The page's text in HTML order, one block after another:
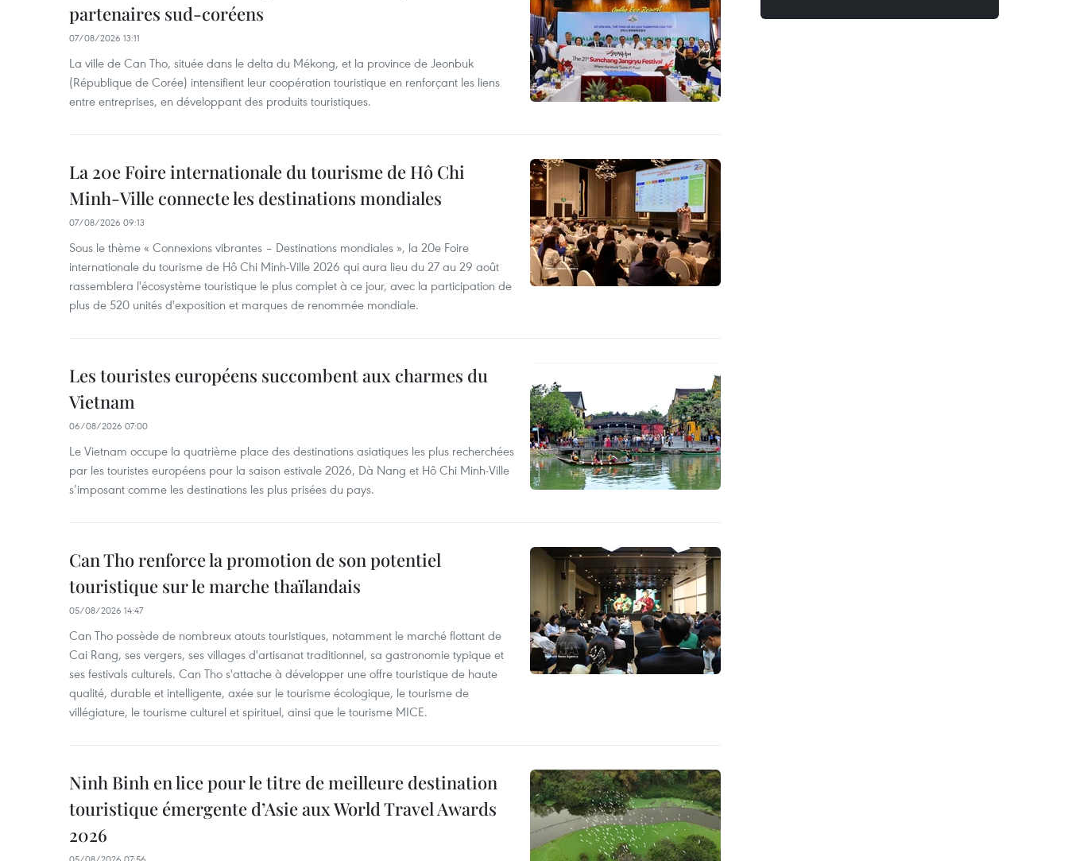
partenaires sud-coréens
07/08/2026 13:11
La ville de Can Tho, située dans le delta du Mékong, et la province de Jeonbuk
(République de Corée) intensifient leur coopération touristique en renforçant les liens
entre entreprises, en développant des produits touristiques.
La 20e Foire internationale du tourisme de Hô Chi
Minh-Ville connecte les destinations mondiales
07/08/2026 09:13
Sous le thème « Connexions vibrantes – Destinations mondiales », la 20e Foire
internationale du tourisme de Hô Chi Minh-Ville 2026 qui aura lieu du 27 au 29 août
rassemblera l'écosystème touristique le plus complet à ce jour, avec la participation de
plus de 520 unités d'exposition et marques de renommée mondiale.
Les touristes européens succombent aux charmes du
Vietnam
06/08/2026 07:00
Le Vietnam occupe la quatrième place des destinations asiatiques les plus recherchées
par les touristes européens pour la saison estivale 2026, Dà Nang et Hô Chi Minh-Ville
s’imposant comme les destinations les plus prisées du pays.
Can Tho renforce la promotion de son potentiel
touristique sur le marche thaïlandais
05/08/2026 14:47
Can Tho possède de nombreux atouts touristiques, notamment le marché flottant de
Cai Rang, ses vergers, ses villages d'artisanat traditionnel, sa gastronomie typique et
ses festivals culturels. Can Tho s'attache à développer une offre touristique de haute
qualité, durable et intelligente, axée sur le tourisme écologique, le tourisme de
villégiature, le tourisme culturel et spirituel, ainsi que le tourisme MICE.
Ninh Binh en lice pour le titre de meilleure destination
touristique émergente d’Asie aux World Travel Awards
2026